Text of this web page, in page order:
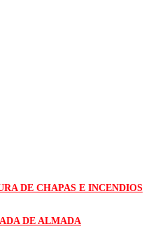
DE CHAPAS E INCENDIOS
DE ALMADA